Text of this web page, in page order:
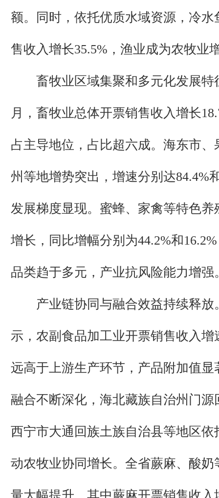
额。同时，依托优质水域资源，冷水
售收入增长35.5%，渔业成为农牧业
畜牧业区域集聚和多元化发展
月，畜牧业总体开票销售收入增长
占主导地位，占比超六成。海东市、
州等地增势突出，增速分别达84.4%
发展梯度显现。蜜蜂、家禽等特色养
增长，同比增幅分别为44.2%和
品类趋于多元，产业抗风险能力增强
产业链协同与融合效益持续释放
示，农副食品加工业开票销售收入增
远高于上游生产环节，产品附加值显
融合不断深化，海北藏族自治州门源
西宁市大通回族土族自治县等地区依
动农牧业协同增长。全省蕨麻、酸奶